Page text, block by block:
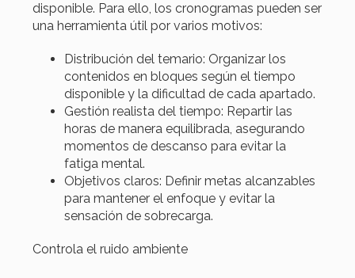
disponible. Para ello, los cronogramas pueden ser
una herramienta útil por varios motivos:
Distribución del temario: Organizar los
contenidos en bloques según el tiempo
disponible y la dificultad de cada apartado.
Gestión realista del tiempo: Repartir las
horas de manera equilibrada, asegurando
momentos de descanso para evitar la
fatiga mental.
Objetivos claros: Definir metas alcanzables
para mantener el enfoque y evitar la
sensación de sobrecarga.
Controla el ruido ambiente